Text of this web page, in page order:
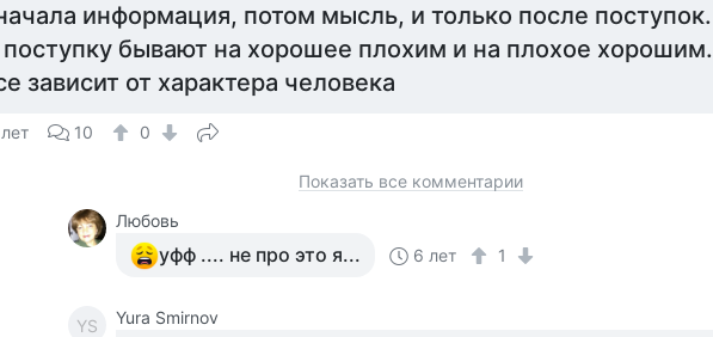
информация, потом мысль, и только после поступок.
бывают на хорошее плохим и на плохое хорошим.
зависит от характера человека
10 0
Показать все комментарии
Любовь
уфф .... не про это я... 6 лет 1
YS Yura Smirnov